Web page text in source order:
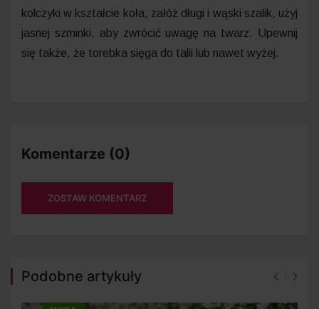
kolczyki w kształcie koła, załóż długi i wąski szalik, użyj
jasnej szminki, aby zwrócić uwagę na twarz. Upewnij
się także, że torebka sięga do talii lub nawet wyżej.
Komentarze (0)
ZOSTAW KOMENTARZ
Podobne artykuły